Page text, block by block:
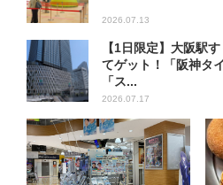
2026.07.13
【1日限定】大阪駅
てゲット！「阪神タ
「ス...
2026.07.17